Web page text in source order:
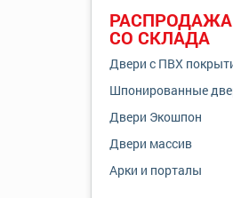
РАСПРОДАЖА
СО СКЛАДА
Двери с ПВХ
Шпонированные
Двери Экошпон
Двери массив
Арки и порталы